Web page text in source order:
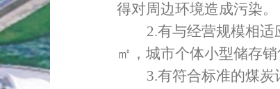
得对周边环境造成污染。
2.有与经营规模相适
㎡，城市个体小型储存
3.有符合标准的煤炭